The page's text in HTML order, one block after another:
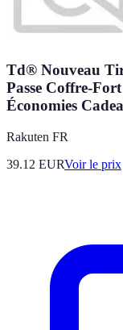
Td® Nouveau
Passe Coffre-
Économies
Rakuten FR
39.12 EURVoir le prix